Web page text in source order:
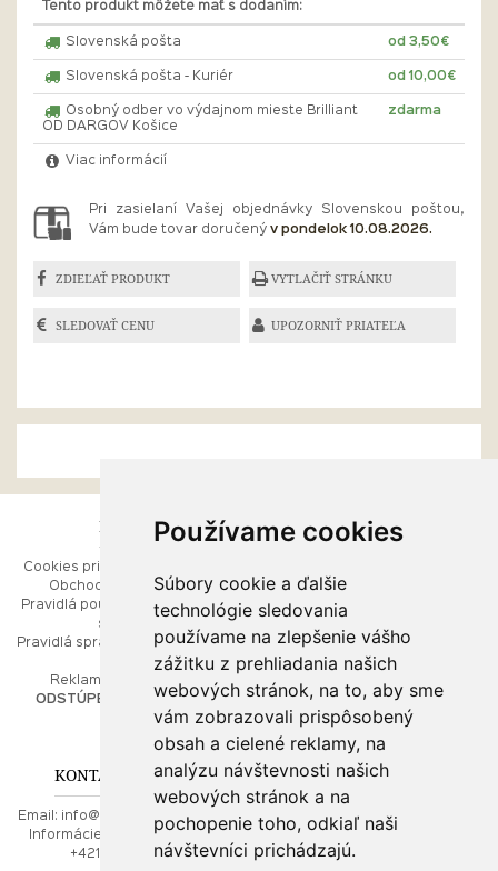
Používame cookies
Súbory cookie a ďalšie
technológie sledovania
používame na zlepšenie vášho
zážitku z prehliadania našich
webových stránok, na to, aby sme
vám zobrazovali prispôsobený
obsah a cielené reklamy, na
analýzu návštevnosti našich
webových stránok a na
pochopenie toho, odkiaľ naši
návštevníci prichádzajú.
Tento produkt môžete mať s dodaním:
Slovenská pošta od 3,50€
Slovenská pošta - Kuriér od 10,00€
Osobný odber vo výdajnom mieste Brilliant
OD DARGOV Košice
zdarma
Viac informácií
Pri zasielaní Vašej objednávky Slovenskou poštou,
Vám bude tovar doručený v pondelok 10.08.2026.
ZDIEĽAŤ PRODUKT VYTLAČIŤ STRÁNKU
SLEDOVAŤ CENU UPOZORNIŤ PRIATEĽA
ESHOP
Cookies pri prezeraní stránok
Obchodné podmienky
Pravidlá používania webových
stránok
Pravidlá spracúvania osobných
Reklamačný poriadok
ODSTÚPENIE OD ZMLUVY
RÝCHLE MENU
Ako balíme Vaše šperky
Kontaktujte nás
PORADŇA
Ako nakupovať
O drahých kovoch
Doprava a poštovné
KONTAKT NA NÁS
Email:
info@najkrajsiesperky.sk
Informácie:
+421917 881556,
+421556224323